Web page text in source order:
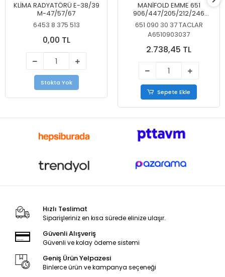
KLİMA RADYATÖRÜ E-38/39
M-47/57/67
6453 8 375 513
0,00 TL
Stokta Yok
MANİFOLD EMME 651
906/447/205/212/246
KELEBEKSİZ
651 090 30 37 TACLAR
A6510903037
2.738,45 TL
Sepete Ekle
Hızlı Teslimat
Siparişleriniz en kısa sürede elinize ulaşır.
Güvenli Alışveriş
Güvenli ve kolay ödeme sistemi
Geniş Ürün Yelpazesi
Binlerce ürün ve kampanya seçeneği